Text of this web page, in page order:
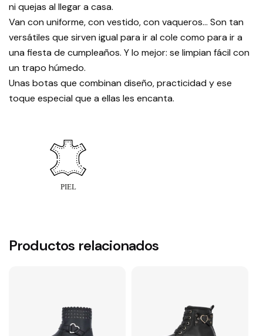
ni quejas al llegar a casa.
Van con uniforme, con vestido, con vaqueros… Son tan
versátiles que sirven igual para ir al cole como para ir a
una fiesta de cumpleaños. Y lo mejor: se limpian fácil con
un trapo húmedo.
Unas botas que combinan diseño, practicidad y ese
toque especial que a ellas les encanta.
Productos relacionados